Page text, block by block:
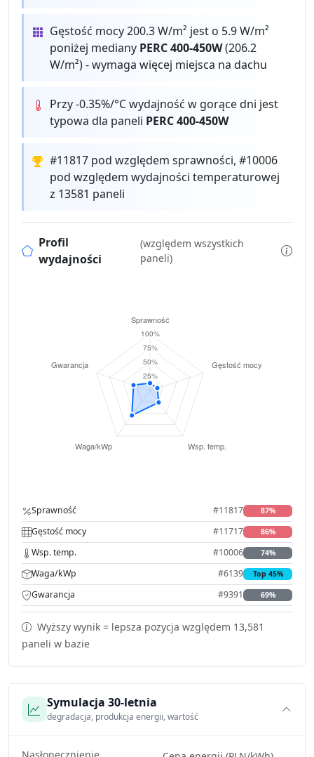
Gęstość mocy 200.3 W/m² jest o 5.9 W/m²
poniżej mediany PERC 400-450W(206.2
W/m²) - wymaga więcej miejsca na dachu
Przy -0.35%/°C wydajność w gorące dni jest
typowa dla paneli PERC 400-450W
#11817 pod względem sprawności, #10006
pod względem wydajności temperaturowej
z 13581 paneli
Profil
wydajności
(względem wszystkich
paneli)
Sprawność #11817 87%
Gęstość mocy #11717 86%
Wsp. temp. #10006 74%
Waga/kWp #6139 Top 45%
Gwarancja #9391 69%
Wyższy wynik = lepsza pozycja względem 13,581
paneli w bazie
Symulacja 30-letnia
degradacja, produkcja energii, wartość
Nasłonecznienie